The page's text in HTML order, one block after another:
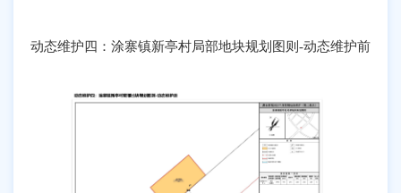
动态维护四：涂寨镇新亭村局部地块规划图则-动态维护前